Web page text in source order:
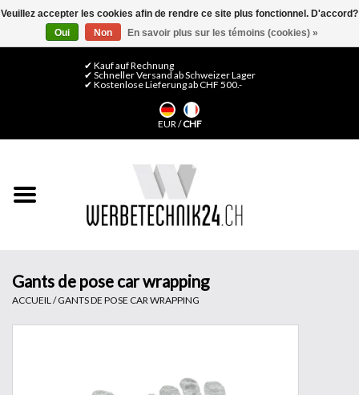
0 Articles - CHF 0,00
✔ Kauf auf Rechnung
✔ Schneller Versand ab Schweizer Lager
✔ Kostenlose Lieferung ab CHF 500.-
EUR/CHF
Films de décoration
Gants de pose car wrapping
ACCUEIL /GANTS DE POSE CAR WRAPPING
Veuillez accepter les cookies afin de rendre ce site plus fonctionnel. D'accord?
Oui
Non En savoir plus sur les témoins (cookies) »